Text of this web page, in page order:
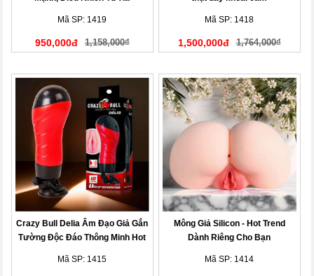
Mã SP: 1419
950,000đ 1,158,000₫
Mã SP: 1418
1,500,000đ 1,764,000₫
Crazy Bull Delia Âm Đạo Giả Gắn
Tường Độc Đáo Thông Minh Hot
Mã SP: 1415
Mông Giả Silicon - Hot Trend
Dành Riêng Cho Bạn
Mã SP: 1414